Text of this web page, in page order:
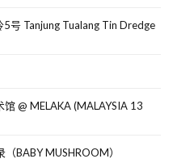
号 Tanjung Tualang Tin Dredge
@ MELAKA (MALAYSIA 13
BABY MUSHROOM）